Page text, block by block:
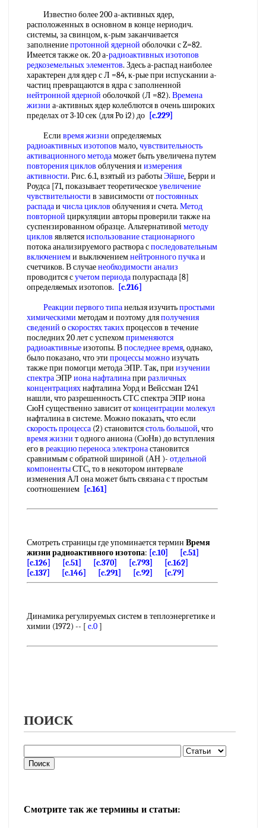
Известно более 200 а-активных ядер,
расположенных в основном в конце нериодич.
системы, за свинцом, к-рым заканчивается
заполнениепротонной ядерной оболочки с Z=82.
Имеется также ок. 20 а-радиоактивных изотопов
редкоземельных элементов. Здесь а-распад наиболее
характерен для ядер с Л =84, к-рые при испускании а-
частиц превращаются в ядра с заполненной
нейтронной ядерной оболочкой (Л =82). Времена
жизни а-активных ядер колеблются в очень широких
пределах от 3-10 сек (для Po i2) до [c.229]
Если время жизни определяемых
радиоактивных изотопов мало,чувствительность
активационного методаможет быть увеличена путем
повторения циклов облучения и измерения
активности. Рис. 6.1, взятый из работыЭйше, Берри и
Роудса [71, показывает теоретическоеувеличение
чувствительности в зависимости отпостоянных
распадаи числа циклов облучения и счета. Метод
повторной циркуляции авторы проверили также на
суспензированном образце. Альтернативой методу
циклов являетсяиспользование стационарного
потока анализируемого раствора споследовательным
включениеми выключениемнейтронного пучкаи
счетчиков. В случаенеобходимости анализ
проводится сучетом периодаполураспада [8]
определяемых изотопов.
[c.216]
Реакции первого типанельзя изучитьпростыми
химическими методам и поэтому дляполучения
сведений оскоростях такихпроцессов в течение
последних 20 лет с успехомприменяются
радиоактивныеизотопы. Впоследнее время, однако,
было показано, что эти процессы можноизучать
также при помогци метода ЭПР. Так, при изучении
спектраЭПРиона нафталинапри различных
концентрацияхнафталина Уорд и Вейссман 1241
нашли, что разрешенность СТС спектра ЭПР иона
СюН существенно зависит отконцентрации молекул
нафталина в системе. Можно показать, что если
скорость процесса (2) становитсястоль большой, что
время жизни т одного аниона (СюНв) до вступления
его в реакцию переноса электронастановится
сравнимым с обратной шириной (АН )- отдельной
компонентыСТС, то в некотором интервале
изменения АЛ она может быть связана с т простым
соотношением [c.161]
Смотреть страницы где упоминается термин Время
жизни радиоактивного изотопа: [c.10]
[c.51]
[c.126]
[c.51] [c.370] [c.793]
[c.162]
[c.137]
[c.146] [c.291] [c.92] [c.79]
Динамика регулируемых систем в теплоэнергетике и
химии (1972) -- [ c.0]
ПОИСК
Смотрите так же термины и статьи: